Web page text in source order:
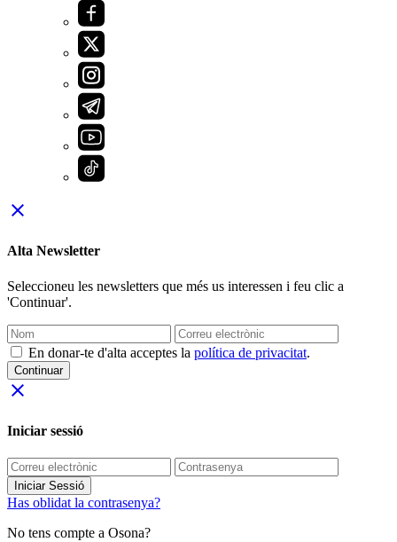
close
Alta Newsletter
Seleccioneu les newsletters que més us interessen i feu clic a
'Continuar'.
En donar-te d'alta acceptes la política de privacitat.
Continuar
close
Iniciar sessió
Iniciar Sessió
Has oblidat la contrasenya?
No tens compte a Osona?